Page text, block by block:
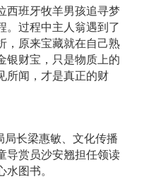
西班牙牧羊男孩追寻梦
。过程中主人翁遇到了
，原来宝藏就在自己熟
银财宝，只是物质上的
所闻，才是真正的财
局长梁惠敏、文化传播
导赏员沙安翘担任领读
图书。